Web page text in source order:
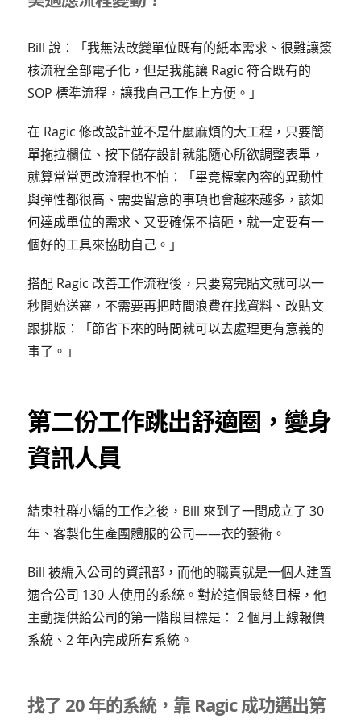
Bill 說：「我無法改變單位既有的紙本需求、很難讓簽
核流程全部電子化，但是我能讓 Ragic 符合既有的
SOP 標準流程，讓我自己工作上方便。」
在 Ragic 修改設計並不是什麼麻煩的大工程，只要簡
單拖拉欄位、按下儲存設計就能隨心所欲調整表單，
就算常常更改流程也不怕：「畢竟標案內容的異動性
與彈性都很高、需要留意的事項也會越來越多，該如
何達成單位的需求、又要確保不搞砸，就一定要有一
個好的工具來協助自己。」
搭配 Ragic 改善工作流程後，只要寫完貼文就可以一
秒開始送審，不需要再把時間浪費在找資料、改貼文
跟排版：「節省下來的時間就可以去處理更有意義的
事了。」
第二份工作跳出舒適圈，變身
資訊人員
結束社群小編的工作之後，Bill 來到了一間成立了 30
年、客製化生產團體服的公司——衣的藝術。
Bill 被編入公司的資訊部，而他的職責就是一個人建置
適合公司 130 人使用的系統。對於這個最終目標，他
主動提供給公司的第一階段目標是： 2 個月上線報價
系統、2 年內完成所有系統。
找了 20 年的系統，靠 Ragic 成功邁出第